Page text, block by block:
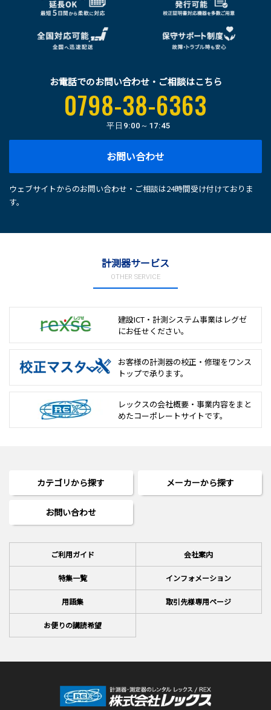
お電話でのお問い合わせ・ご相談はこちら
0798-38-6363
平日 9:00～17:45
お問い合わせ
ウェブサイトからのお問い合わせ・ご相談は24時間受け付けておりま
す。
計測器サービス
OTHER SERVICE
建設ICT・計測システム事業は レグゼ
にお任せください。
お客様の計測器の校正・修理をワンス
トップで承ります。
レックスの会社概要・事業内容をまと
めたコーポレートサイトです。
カテゴリから探す メーカーから探す
お問い合わせ
ご利用ガイド 会社案内
特集一覧 インフォメーション
用語集 取引先様専用ページ
お便りの講読希望